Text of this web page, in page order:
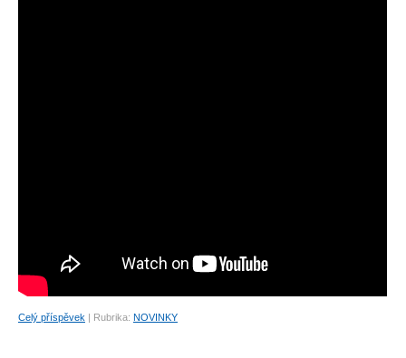
Celý příspěvek | Rubrika: NOVINKY